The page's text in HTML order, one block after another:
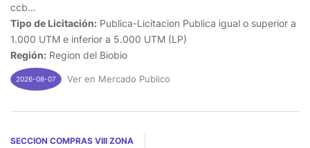
ccb...
Tipo de Licitación: Publica-Licitacion Publica igual o superior a
1.000 UTM e inferior a 5.000 UTM (LP)
Región: Region del Biobio
2026-08-07 Ver en Mercado Publico
SECCION COMPRAS VIII ZONA